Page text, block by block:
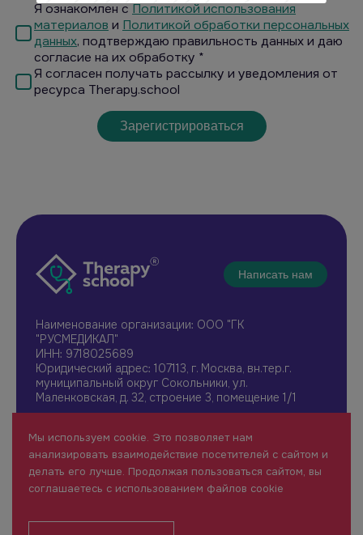
Я ознакомлен с Политикой использования
материалов и Политикой обработки персональных
данных, подтверждаю правильность данных и даю
согласие на их обработку *
Я согласен получать рассылку и уведомления от
ресурса Therapy.school
Зарегистрироваться
Написать нам
Наименование организации: ООО "ГК
"РУСМЕДИКАЛ"
ИНН: 9718025689
Юридический адрес: 107113, г. Москва, вн.тер.г.
муниципальный округ Сокольники, ул.
Маленковская, д. 32, строение 3, помещение 1/1
+7 961 196-42-49
therapy@rusmedical.ru
О нас
Мероприятия
1 уровень
Лекторы
Новости
FAQ
Сайт для специалистов здравоохранения (18+)
Мы используем cookie. Это позволяет нам
анализировать взаимодействие посетителей с сайтом и
делать его лучше. Продолжая пользоваться сайтом, вы
соглашаетесь с использованием файлов cookie